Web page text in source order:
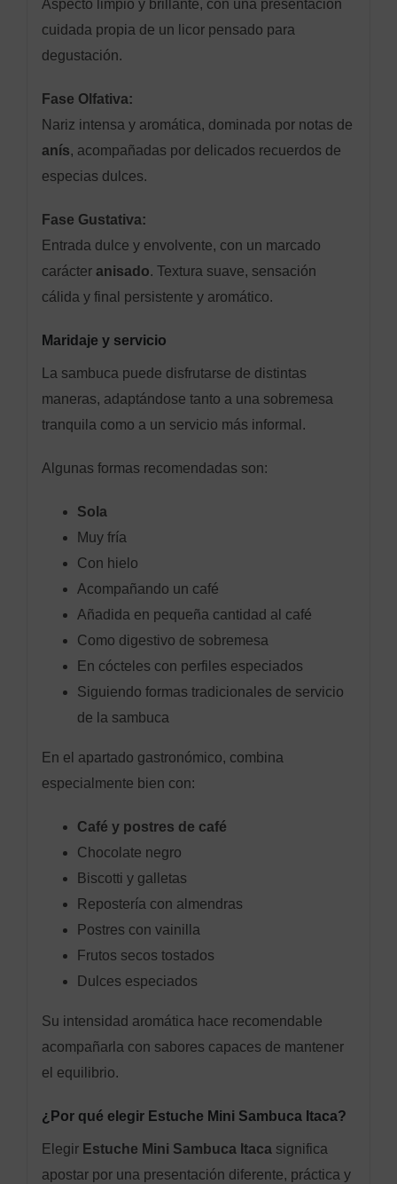
Aspecto limpio y brillante, con una presentación
cuidada propia de un licor pensado para
degustación.
Fase Olfativa:
Nariz intensa y aromática, dominada por notas de
anís, acompañadas por delicados recuerdos de
especias dulces.
Fase Gustativa:
Entrada dulce y envolvente, con un marcado
carácter anisado. Textura suave, sensación
cálida y final persistente y aromático.
Maridaje y servicio
La sambuca puede disfrutarse de distintas
maneras, adaptándose tanto a una sobremesa
tranquila como a un servicio más informal.
Algunas formas recomendadas son:
Sola
Muy fría
Con hielo
Acompañando un café
Añadida en pequeña cantidad al café
Como digestivo de sobremesa
En cócteles con perfiles especiados
Siguiendo formas tradicionales de servicio
de la sambuca
En el apartado gastronómico, combina
especialmente bien con:
Café y postres de café
Chocolate negro
Biscotti y galletas
Repostería con almendras
Postres con vainilla
Frutos secos tostados
Dulces especiados
Su intensidad aromática hace recomendable
acompañarla con sabores capaces de mantener
el equilibrio.
¿Por qué elegir Estuche Mini Sambuca Itaca?
Elegir Estuche Mini Sambuca Itacasignifica
apostar por una presentación diferente, práctica y